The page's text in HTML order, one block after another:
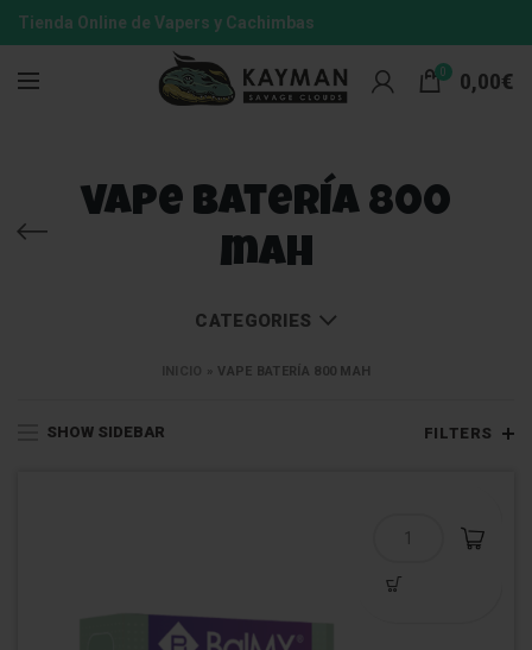
Tienda Online de Vapers y Cachimbas
0 0,00€
vape batería 800
mAh
CATEGORIES
» VAPE BATERÍA 800 MAH
SHOW SIDEBAR FILTERS